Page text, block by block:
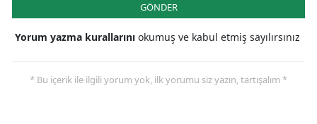
GÖNDER
Yorum yazma kurallarını okumuş ve kabul etmiş sayılırsınız
* Bu içerik ile ilgili yorum yok, ilk yorumu siz yazın, tartışalım *